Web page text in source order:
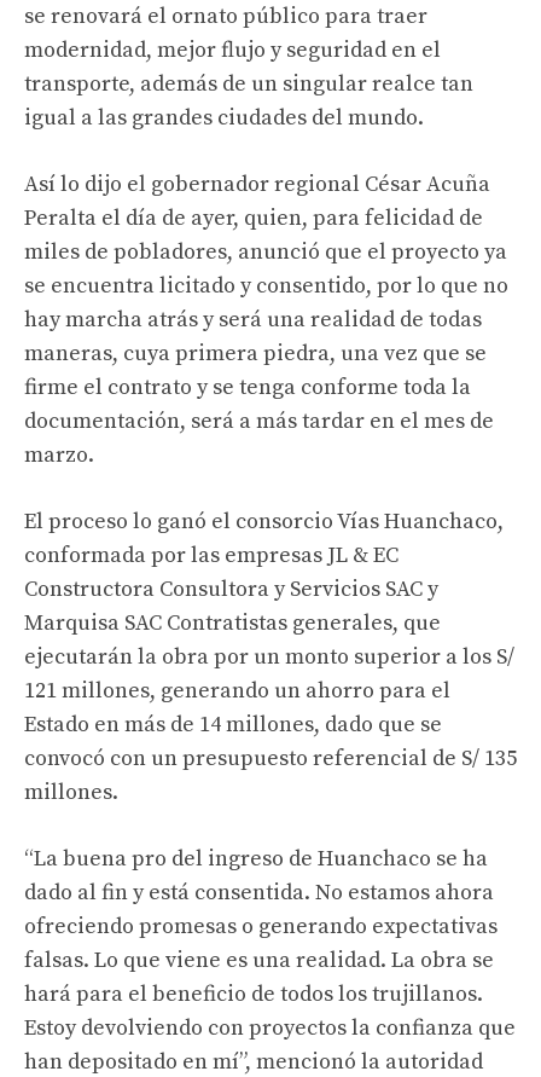
se renovará el ornato público para traer
modernidad, mejor flujo y seguridad en el
transporte, además de un singular realce tan
igual a las grandes ciudades del mundo.
Así lo dijo el gobernador regional César Acuña
Peralta el día de ayer, quien, para felicidad de
miles de pobladores, anunció que el proyecto ya
se encuentra licitado y consentido, por lo que no
hay marcha atrás y será una realidad de todas
maneras, cuya primera piedra, una vez que se
firme el contrato y se tenga conforme toda la
documentación, será a más tardar en el mes de
marzo.
El proceso lo ganó el consorcio Vías Huanchaco,
conformada por las empresas JL & EC
Constructora Consultora y Servicios SAC y
Marquisa SAC Contratistas generales, que
ejecutarán la obra por un monto superior a los S/
121 millones, generando un ahorro para el
Estado en más de 14 millones, dado que se
convocó con un presupuesto referencial de S/ 135
millones.
“La buena pro del ingreso de Huanchaco se ha
dado al fin y está consentida. No estamos ahora
ofreciendo promesas o generando expectativas
falsas. Lo que viene es una realidad. La obra se
hará para el beneficio de todos los trujillanos.
Estoy devolviendo con proyectos la confianza que
han depositado en mí”, mencionó la autoridad